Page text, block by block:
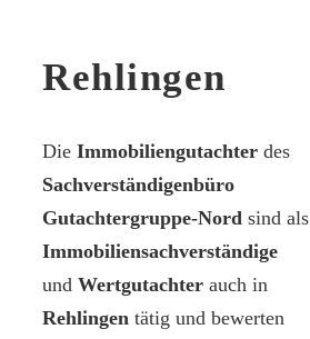
Rehlingen
Die Immobiliengutachter des
Sachverständigenbüro
Gutachtergruppe-Nord sind als
Immobiliensachverständige
und Wertgutachter auch in
Rehlingen tätig und bewerten